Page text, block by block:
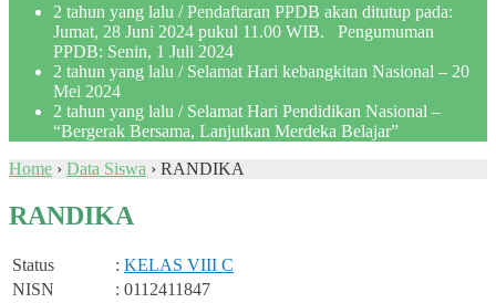
2 tahun yang lalu / Pendaftaran PPDB akan ditutup pada:
Jumat, 28 Juni 2024 pukul 11.00 WIB. Pengumuman
PPDB: Senin, 1 Juli 2024
2 tahun yang lalu / Selamat Hari kebangkitan Nasional – 20
Mei 2024
2 tahun yang lalu / Selamat Hari Pendidikan Nasional –
“Bergerak Bersama, Lanjutkan Merdeka Belajar”
Home › Data Siswa › RANDIKA
RANDIKA
Status : KELAS VIII C
NISN
: 0112411847